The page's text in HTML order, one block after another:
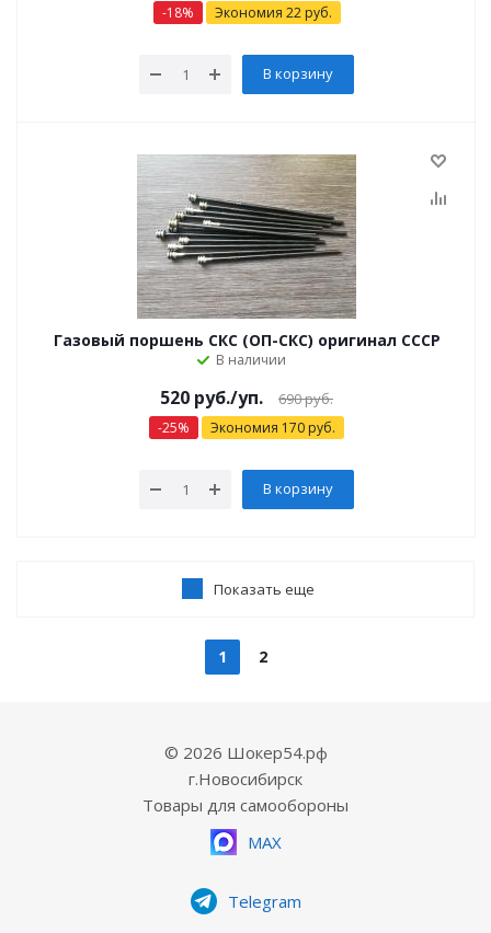
-18% Экономия 22руб.
В корзину
Газовый поршень СКС (ОП-СКС) оригинал СССР
В наличии
520 руб./уп. 690руб.
-25% Экономия 170 руб.
В корзину
Показать еще
1 2
© 2026 Шокер54.рф
г.Новосибирск
Товары для самообороны
MAX
Telegram